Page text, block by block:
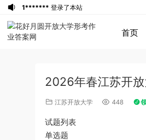
首页
2026年春江苏开
江苏开放大学 448
试题列表
单选题
1******* 登录了本站
u*******登录了本站
游客下载了资源
2019年420联考《行
u*******签到打卡，获得1元奖励
《行测》真题(下半年）答案及解析
u*******下载了资源